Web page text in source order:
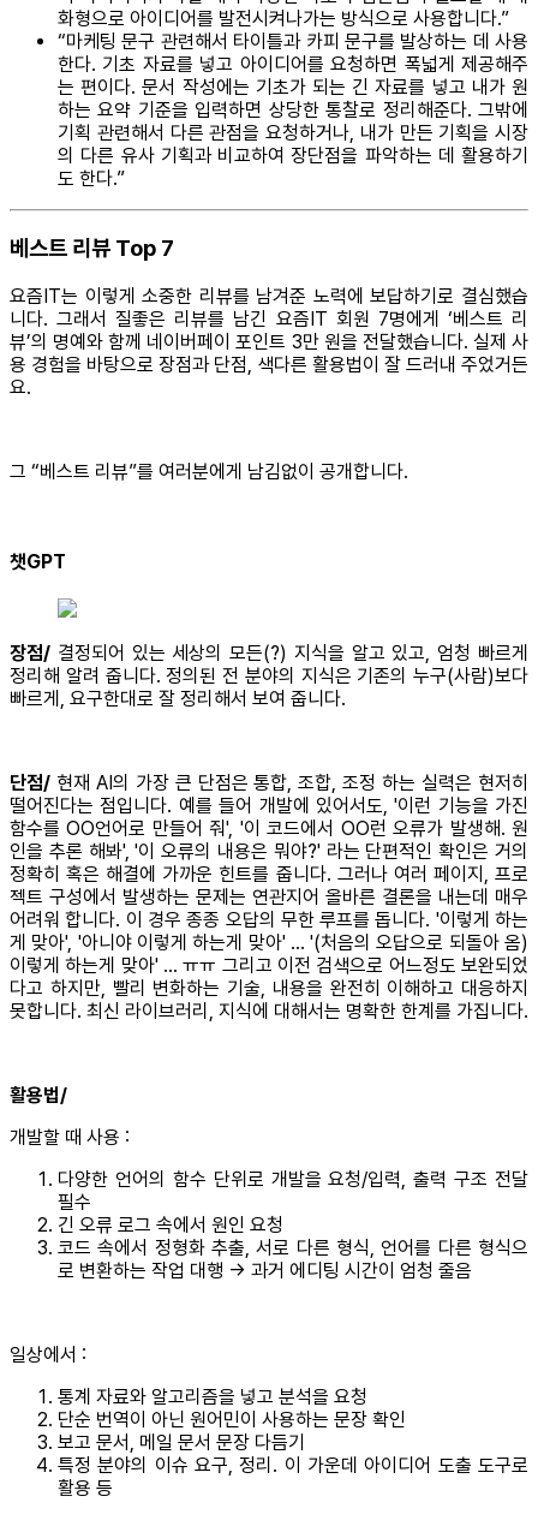
화형으로 아이디어를 발전시켜나가는 방식으로 사용합니다.”
“마케팅 문구 관련해서 타이틀과 카피 문구를 발상하는 데 사용
한다. 기초 자료를 넣고 아이디어를 요청하면 폭넓게 제공해주
는 편이다. 문서 작성에는 기초가 되는 긴 자료를 넣고 내가 원
하는 요약 기준을 입력하면 상당한 통찰로 정리해준다. 그밖에
기획 관련해서 다른 관점을 요청하거나, 내가 만든 기획을 시장
의 다른 유사 기획과 비교하여 장단점을 파악하는 데 활용하기
도 한다.”
베스트 리뷰 Top 7
요즘IT는 이렇게 소중한 리뷰를 남겨준 노력에 보답하기로 결심했습
니다. 그래서 질좋은 리뷰를 남긴 요즘IT 회원 7명에게 ‘베스트 리
뷰’의 명예와 함께 네이버페이 포인트 3만 원을 전달했습니다. 실제 사
용 경험을 바탕으로 장점과 단점, 색다른 활용법이 잘 드러내 주었거든
요.
그 “베스트 리뷰”를 여러분에게 남김없이 공개합니다.
챗GPT
장점/ 결정되어 있는 세상의 모든(?) 지식을 알고 있고, 엄청 빠르게
정리해 알려 줍니다. 정의된 전 분야의 지식은 기존의 누구(사람)보다
빠르게, 요구한대로 잘 정리해서 보여 줍니다.
단점/ 현재 AI의 가장 큰 단점은 통합, 조합, 조정 하는 실력은 현저히
떨어진다는 점입니다. 예를 들어 개발에 있어서도, '이런 기능을 가진
함수를 OO언어로 만들어 줘', '이 코드에서 OO런 오류가 발생해. 원
인을 추론 해봐', '이 오류의 내용은 뭐야?' 라는 단편적인 확인은 거의
정확히 혹은 해결에 가까운 힌트를 줍니다. 그러나 여러 페이지, 프로
젝트 구성에서 발생하는 문제는 연관지어 올바른 결론을 내는데 매우
어려워 합니다. 이 경우 종종 오답의 무한 루프를 돕니다. '이렇게 하는
게 맞아', '아니야 이렇게 하는게 맞아' ... '(처음의 오답으로 되돌아 옴)
이렇게 하는게 맞아' ... ㅠㅠ 그리고 이전 검색으로 어느정도 보완되었
다고 하지만, 빨리 변화하는 기술, 내용을 완전히 이해하고 대응하지
못합니다. 최신 라이브러리, 지식에 대해서는 명확한 한계를 가집니다.
활용법/
개발할 때 사용 :
다양한 언어의 함수 단위로 개발을 요청/입력, 출력 구조 전달
필수
긴 오류 로그 속에서 원인 요청
코드 속에서 정형화 추출, 서로 다른 형식, 언어를 다른 형식으
로 변환하는 작업 대행 -> 과거 에디팅 시간이 엄청 줄음
일상에서 :
통계 자료와 알고리즘을 넣고 분석을 요청
단순 번역이 아닌 원어민이 사용하는 문장 확인
보고 문서, 메일 문서 문장 다듬기
특정 분야의 이슈 요구, 정리. 이 가운데 아이디어 도출 도구로
활용 등